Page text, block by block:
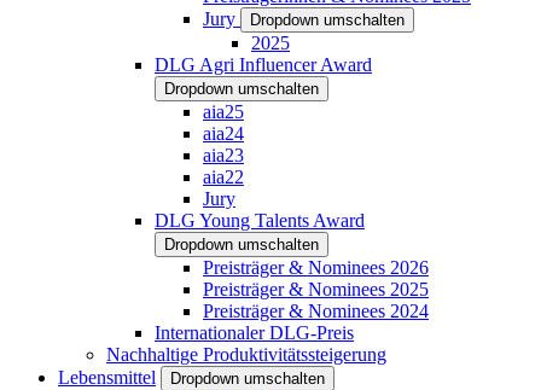
Jury
Dropdown umschalten
2025
DLG Agri Influencer Award
Dropdown umschalten
aia25
aia24
aia23
aia22
Jury
DLG Young Talents Award
Dropdown umschalten
Preisträger & Nominees 2026
Preisträger & Nominees 2025
Preisträger & Nominees 2024
Internationaler DLG-Preis
Nachhaltige Produktivitätssteigerung
Lebensmittel
Dropdown umschalten